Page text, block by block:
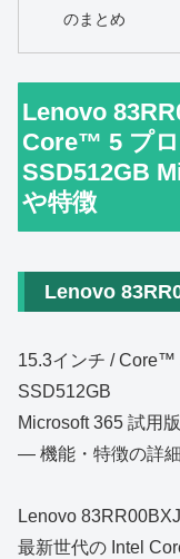
のまとめ
Lenovo
Core™ 5 プ
SSD512GB
や特徴
Lenovo
15.3インチ / Core™
SSD512GB
Microsoft 365 試用版
― 機能・特徴の詳細
Lenovo
最新世代の Intel